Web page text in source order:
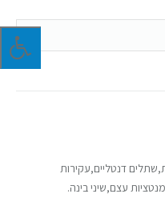
דנטליים,עקירות
עצם,שיני בינה.